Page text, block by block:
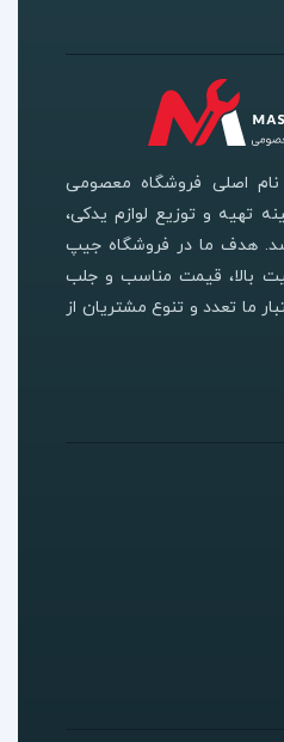
اصلی فروشگاه معصومی
زمینه تهیه و توزیع لوازم یدکی،
هدف ما در فروشگاه جیپ
بالا، قیمت مناسب و جلب
ما تعدد و تنوع مشتریان از